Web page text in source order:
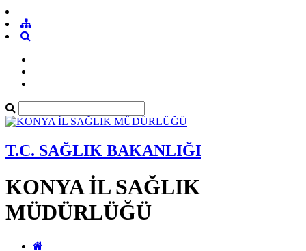
T.C. SAĞLIK BAKANLIĞI
KONYA İL SAĞLIK
MÜDÜRLÜĞÜ